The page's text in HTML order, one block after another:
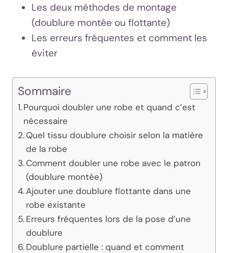
Les deux méthodes de montage
(doublure montée ou flottante)
Les erreurs fréquentes et comment les
éviter
Sommaire
Pourquoi doubler une robe et quand c’est
nécessaire
Quel tissu doublure choisir selon la matière
de la robe
Comment doubler une robe avec le patron
(doublure montée)
Ajouter une doublure flottante dans une
robe existante
Erreurs fréquentes lors de la pose d’une
doublure
Doublure partielle : quand et comment